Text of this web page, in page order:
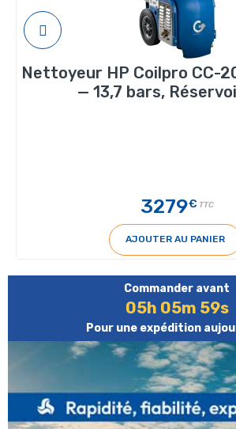
Commander avant
05h 05m 58s
Pour une expédition
Nettoyeur HP Coilpro CC-
— 13,7 bars,
3279€ TTC
AJOUTER AU PANIER